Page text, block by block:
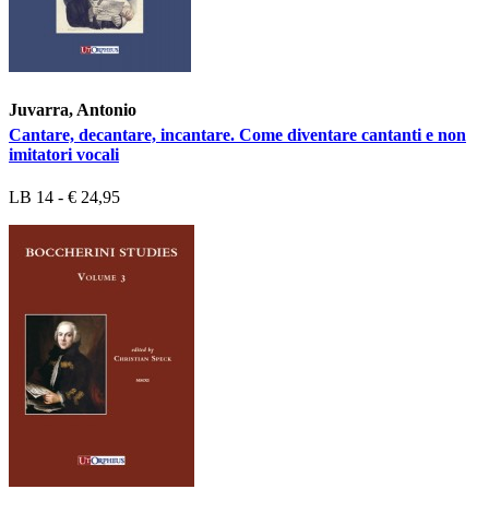
Juvarra, Antonio
Cantare, decantare, incantare. Come diventare cantanti e non
imitatori vocali
LB 14 - € 24,95